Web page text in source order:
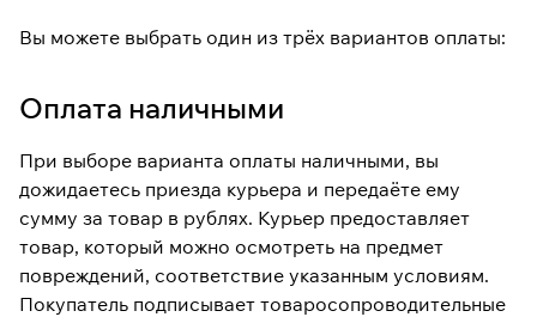
Вы можете выбрать один из трёх вариантов оплаты:
Оплата наличными
При выборе варианта оплаты наличными, вы
дожидаетесь приезда курьера и передаёте ему
сумму за товар в рублях. Курьер предоставляет
товар, который можно осмотреть на предмет
повреждений, соответствие указанным условиям.
Покупатель подписывает товаросопроводительные